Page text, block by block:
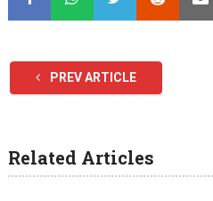
PREV ARTICLE
Related Articles